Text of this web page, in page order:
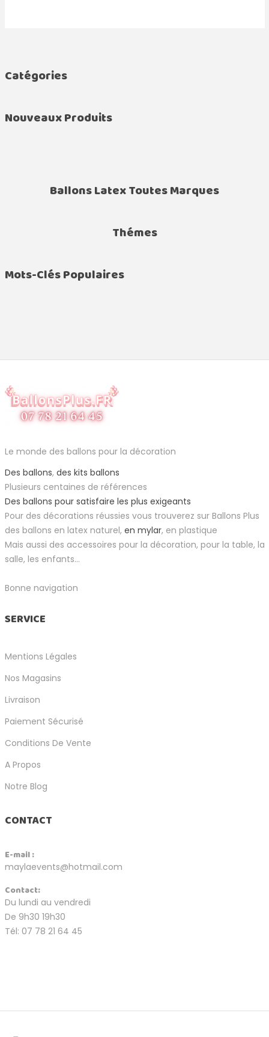
Catégories
Nouveaux Produits
Ballons Latex Toutes Marques
Thémes
Mots-Clés Populaires
Le monde des ballons pour la décoration
Des ballons, des kits ballons
Plusieurs centaines de références
Des ballons pour satisfaire les plus exigeants
Pour des décorations réussies vous trouverez sur Ballons Plus
des ballons en latex naturel, en mylar, en plastique
Mais aussi des accessoires pour la décoration, pour la table, la
salle, les enfants...
Bonne navigation
SERVICE
Mentions Légales
Nos Magasins
Livraison
Paiement Sécurisé
Conditions De Vente
A Propos
Notre Blog
CONTACT
E-mail :
maylaevents@hotmail.com
Contact:
Du lundi au vendredi
De 9h30 19h30
Tél: 07 78 21 64 45